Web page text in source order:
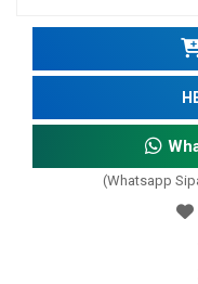
(Whatsapp